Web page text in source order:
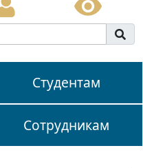
Студентам
Сотрудникам